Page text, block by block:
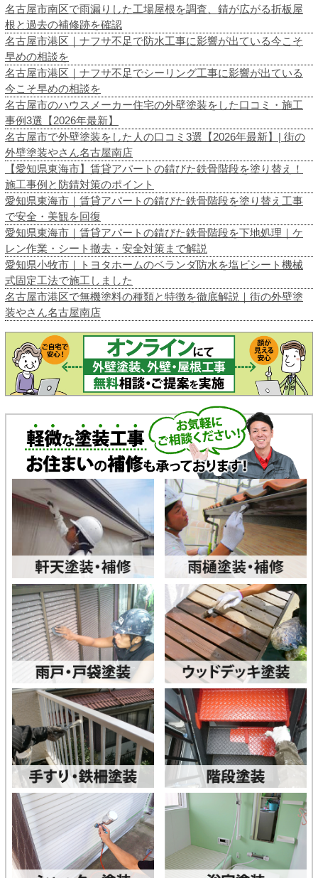
名古屋市南区で雨漏りした工場屋根を調査、錆が広がる折板屋
根と過去の補修跡を確認
名古屋市港区｜ナフサ不足で防水工事に影響が出ている今こそ
早めの相談を
名古屋市港区｜ナフサ不足でシーリング工事に影響が出ている
今こそ早めの相談を
名古屋市のハウスメーカー住宅の外壁塗装をした口コミ・施工
事例3選【2026年最新】
名古屋市で外壁塗装をした人の口コミ3選【2026年最新】| 街の
外壁塗装やさん名古屋南店
【愛知県東海市】賃貸アパートの錆びた鉄骨階段を塗り替え！
施工事例と防錆対策のポイント
愛知県東海市｜賃貸アパートの錆びた鉄骨階段を塗り替え工事
で安全・美観を回復
愛知県東海市｜賃貸アパートの錆びた鉄骨階段を下地処理｜ケ
レン作業・シート撤去・安全対策まで解説
愛知県小牧市｜トヨタホームのベランダ防水を塩ビシート機械
式固定工法で施工しました
名古屋市港区で無機塗料の種類と特徴を徹底解説｜街の外壁塗
装やさん名古屋南店